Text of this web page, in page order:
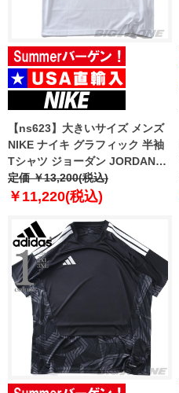
【ns623】大きいサイズ メンズ
NIKE ナイキ グラフィック 半袖
Tシャツ ジョーダン JORDAN
BRAND USA直輸入 if3112
定価 ￥13,200(税込)
￥11,220(税込)